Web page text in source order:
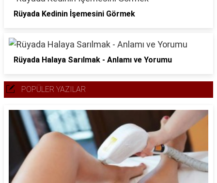
Rüyada Kedinin İşemesini Görmek
Rüyada Halaya Sarılmak - Anlamı ve Yorumu
POPÜLER YAZILAR